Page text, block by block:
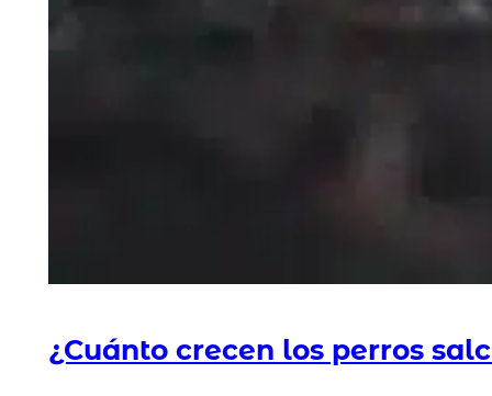
¿Cuánto crecen los perros